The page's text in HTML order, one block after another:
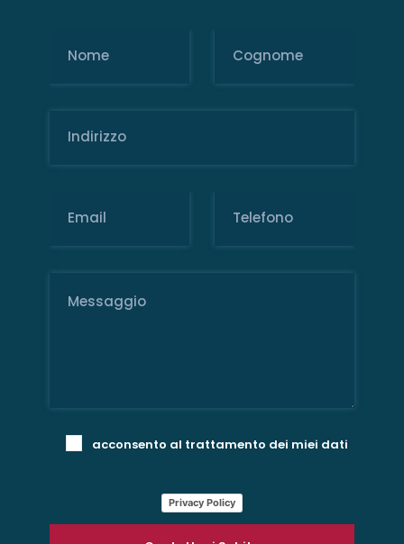
acconsento al trattamento dei miei dati
Privacy Policy